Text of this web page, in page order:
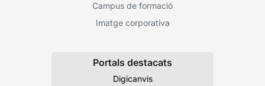
Campus de formació
Imatge corporativa
Portals destacats
Digicanvis